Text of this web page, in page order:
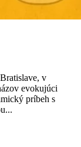
v
evokujúci
príbeh s